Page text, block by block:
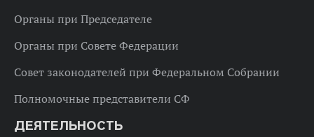
Органы при Председателе
Органы при Совете Федерации
Совет законодателей при Федеральном Собрании
Полномочные представители СФ
ДЕЯТЕЛЬНОСТЬ